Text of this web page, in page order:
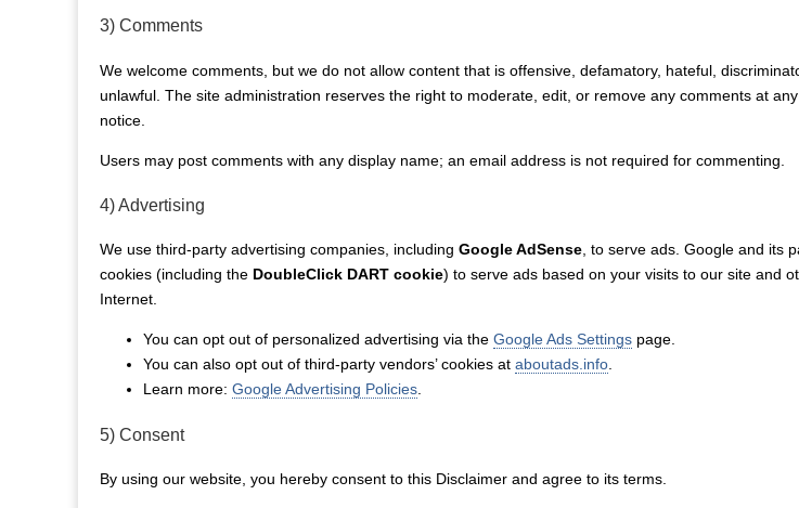
3) Comments
We welcome comments, but we do not allow content that is offensive, defamatory, hateful,
unlawful. The site administration reserves the right to moderate, edit, or remove any comments at
notice.
Users may post comments with any display name; an email address is not required for commenting.
4) Advertising
We use third-party advertising companies, including Google AdSense, to serve ads. Google and its
cookies (including the DoubleClick DART cookie) to serve ads based on your visits to our site and
Internet.
You can opt out of personalized advertising via the Google Ads Settings page.
You can also opt out of third-party vendors’ cookies at aboutads.info.
Learn more: Google Advertising Policies.
5) Consent
By using our website, you hereby consent to this Disclaimer and agree to its terms.